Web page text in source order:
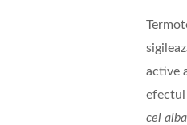
active
efectul
cel